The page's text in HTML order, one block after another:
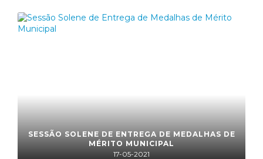
SESSÃO SOLENE DE ENTREGA DE MEDALHAS DE
MÉRITO MUNICIPAL
17-05-2021